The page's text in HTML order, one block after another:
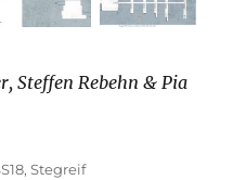
Steffen Rebehn & Pia
,Stegreif